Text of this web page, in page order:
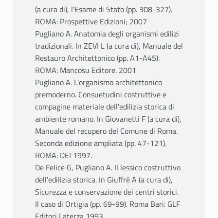
(a cura di), l'Esame di Stato (pp. 308-327).
ROMA: Prospettive Edizioni; 2007
Pugliano A. Anatomia degli organismi edilizi
tradizionali. In ZEVI L (a cura di), Manuale del
Restauro Architettonico (pp. A1-A45).
ROMA: Mancosu Editore. 2001
Pugliano A. L'organismo architettonico
premoderno. Consuetudini costruttive e
compagine materiale dell'edilizia storica di
ambiente romano. In Giovanetti F (a cura di),
Manuale del recupero del Comune di Roma.
Seconda edizione ampliata (pp. 47-121).
ROMA: DEI 1997.
De Felice G, Pugliano A. Il lessico costruttivo
dell'edilizia storica. In Giuffrè A (a cura di),
Sicurezza e conservazione dei centri storici.
Il caso di Ortigia (pp. 69-99). Roma Bari: GLF